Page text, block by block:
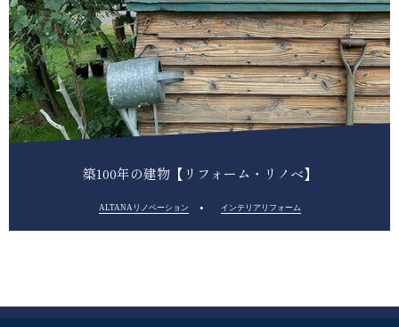
築100年の建物【リフォーム・リノベ】
ALTANAリノベーション インテリアリフォーム